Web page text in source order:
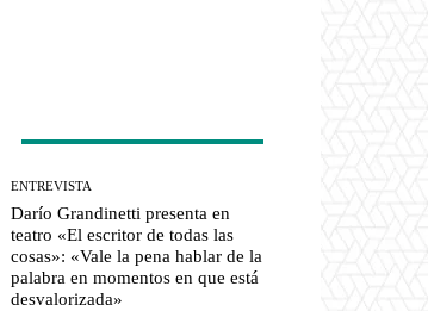
ENTREVISTA
Darío Grandinetti presenta en
teatro «El escritor de todas las
cosas»: «Vale la pena hablar de la
palabra en momentos en que está
desvalorizada»